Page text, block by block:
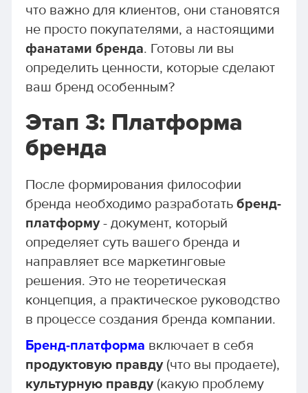
что важно для клиентов, они становятся
не просто покупателями, а настоящими
фанатами бренда. Готовы ли вы
определить ценности, которые сделают
ваш бренд особенным?
Этап 3: Платформа
бренда
После формирования философии
бренда необходимо разработать бренд-
платформу- документ, который
определяет суть вашего бренда и
направляет все маркетинговые
решения. Это не теоретическая
концепция, а практическое руководство
в процессе создания бренда компании.
Бренд-платформа включает в себя
продуктовую правду(что вы продаете),
культурную правду(какую проблему